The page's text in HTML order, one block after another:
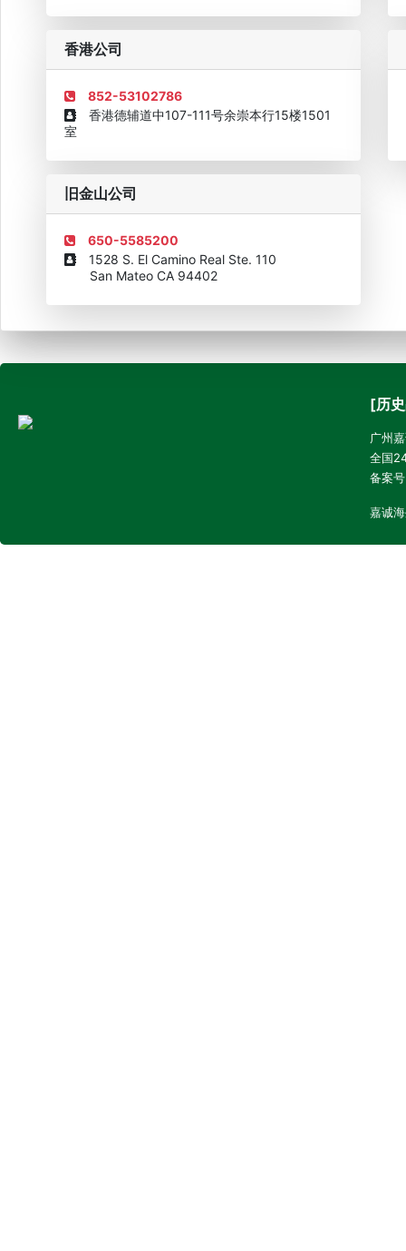
企业诚信AAAAA奖牌2015 欧美澳最具价值品牌移民机构
香港公司
852-53102786
香港德辅道中107-111号余崇本行15楼1501
室
旧金山公司
650-5585200
1528 S. El Camino Real Ste. 110
San Mateo CA 94402
[历
广州
全国
备案
嘉诚